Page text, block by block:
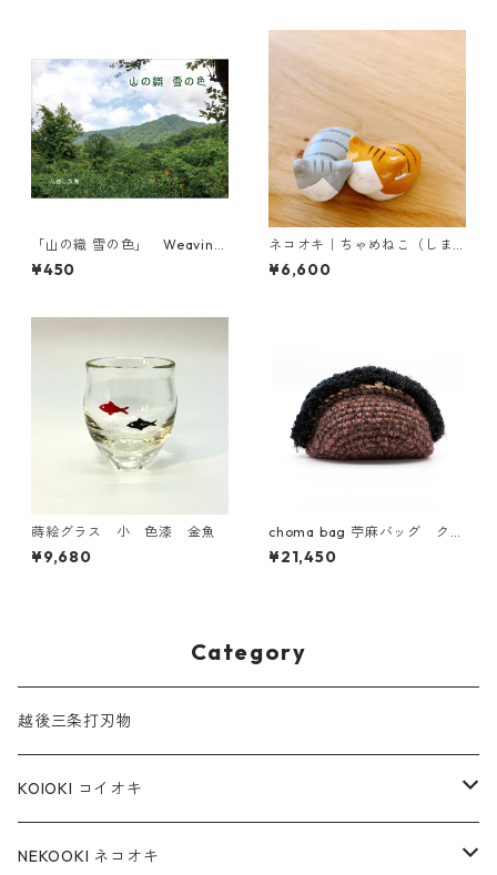
「山の織 雪の色」 Weaving
Mountain, Coloring Snow 展
示会パンフレット
¥450
ネコオキ｜ちゃめねこ（しま
しま ペア）【受注生産・予約
受付中】
¥6,600
蒔絵グラス 小 色漆 金魚
¥9,680
choma bag 苧麻バッグ クラ
ッチ （ブラウン＆ブラック）
¥21,450
Category
越後三条打刃物
KOIOKI コイオキ
コイオキ in 特製桐箱
NEKOOKI ネコオキ